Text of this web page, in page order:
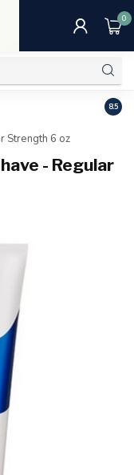
0
8.5
Strength 6 oz
- Regular